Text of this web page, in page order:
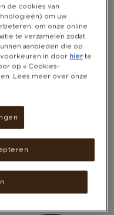
B695 POWERBANK
11,000 PUNTEN
de cookies van
om uw
om onze online
te verzamelen zodat
aanbieden die op
voorkeuren in door hier te
op « Cookies-
Lees meer over onze